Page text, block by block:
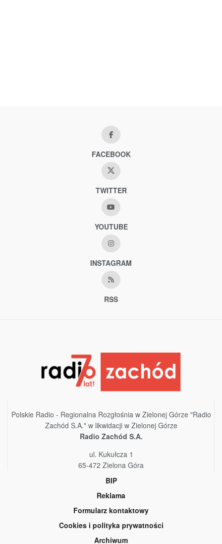
FACEBOOK
TWITTER
YOUTUBE
INSTAGRAM
RSS
Polskie Radio - Regionalna Rozgłośnia w Zielonej Górze "Radio
Zachód S.A." w likwidacji w Zielonej Górze
Radio Zachód S.A.
ul. Kukułcza 1
65-472 Zielona Góra
BIP
Reklama
Formularz kontaktowy
Cookies i polityka prywatności
Archiwum